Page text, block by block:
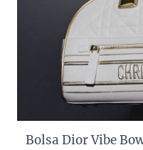
Bolsa Dior Vibe